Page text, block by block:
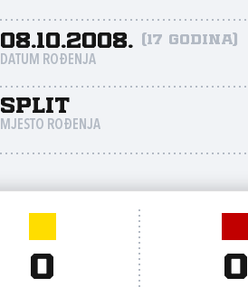
08.10.2008. (17 godina)
DATUM ROĐENJA
Split
MJESTO ROĐENJA
0 0